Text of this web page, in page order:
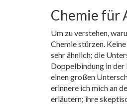
Chemie für
Um zu verstehen,
Chemie stürzen.
sehr ähnlich; die
Doppelbindung in der
einen großen
erinnere ich mich an
erläutern; ihre